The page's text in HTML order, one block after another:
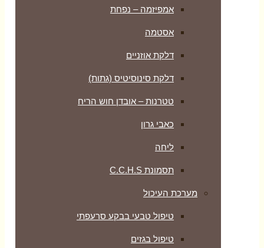
אמפיזמה – נפחת
אסטמה
דלקת אוזניים
דלקת סינוסיטיס (גתות)
טטרנות – אובדן חוש הריח
כאבי גרון
ליחה
תסמונת C.C.H.S
מערכת העיכול
טיפול טבעי בבקע סרעפתי
טיפול בגזים